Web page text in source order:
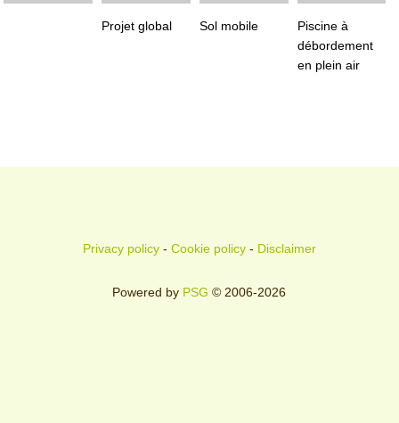
Projet global Sol mobile
Piscine à
débordement
en plein air
Privacy policy- Cookie policy- Disclaimer
Powered by PSG © 2006-2026